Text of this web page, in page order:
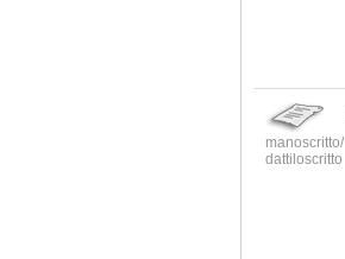
manoscritto/
dattiloscritto